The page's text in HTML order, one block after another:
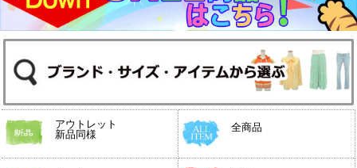
アウトレット
新品同様
全商品